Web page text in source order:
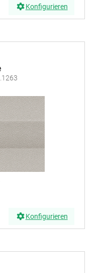
Konfigurieren
Konfigurieren